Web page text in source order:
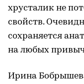
хрусталик не
свойств.
сохраняется
на любых
Ирина